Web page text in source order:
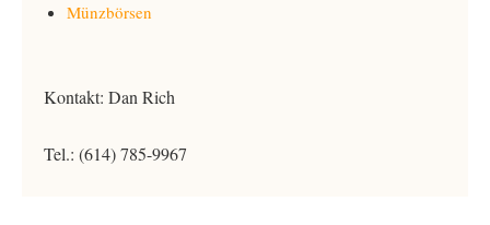
Münzbörsen
Kontakt: Dan Rich
Tel.: (614) 785-9967